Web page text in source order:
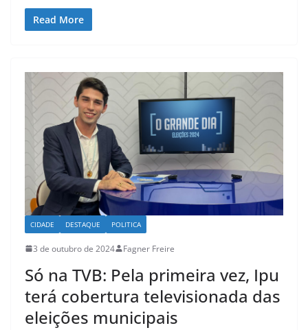
Read More
CIDADE DESTAQUE POLITICA
3 de outubro de 2024 Fagner Freire
Só na TVB: Pela primeira vez, Ipu
terá cobertura televisionada das
eleições municipais